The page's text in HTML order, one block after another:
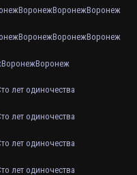
ВоронежВоронежВоронеж
ВоронежВоронежВоронеж
ВоронежВоронеж
лет одиночества
лет одиночества
лет одиночества
лет одиночества